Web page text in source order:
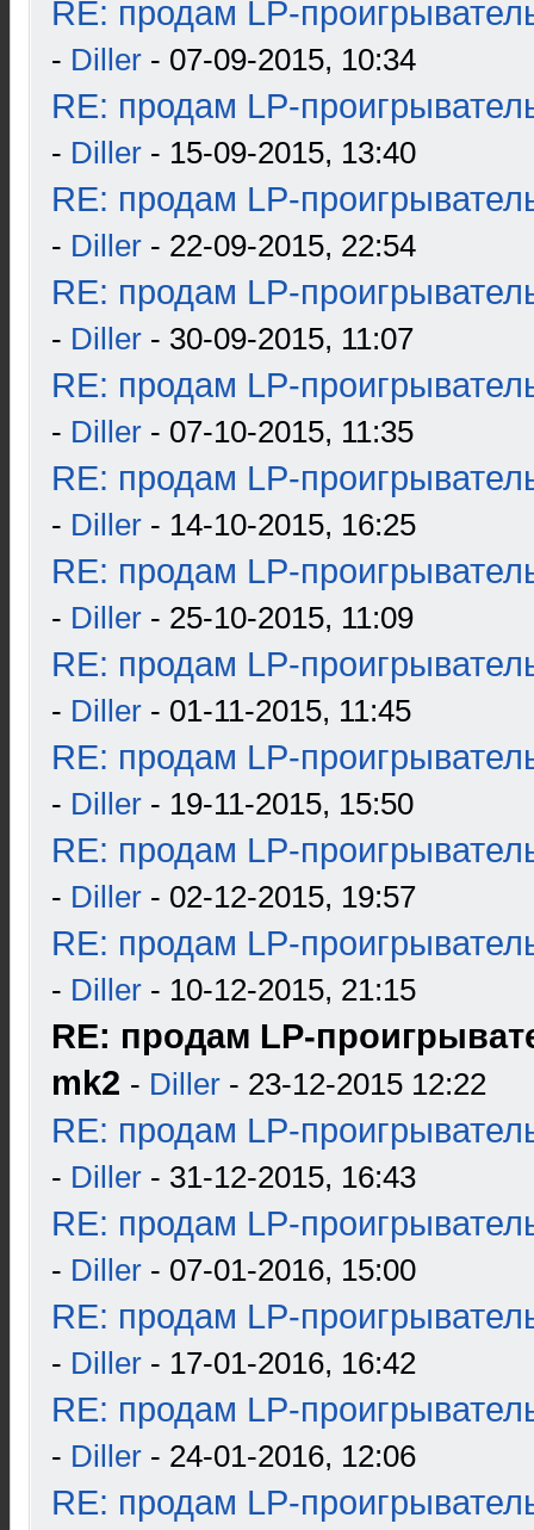
RE: продам LP-
- Diller - 07-09-2015, 10:34
RE: продам LP-
- Diller - 15-09-2015, 13:40
RE: продам LP-
- Diller - 22-09-2015, 22:54
RE: продам LP-
- Diller - 30-09-2015, 11:07
RE: продам LP-
- Diller - 07-10-2015, 11:35
RE: продам LP-
- Diller - 14-10-2015, 16:25
RE: продам LP-
- Diller - 25-10-2015, 11:09
RE: продам LP-
- Diller - 01-11-2015, 11:45
RE: продам LP-
- Diller - 19-11-2015, 15:50
RE: продам LP-
- Diller - 02-12-2015, 19:57
RE: продам LP-
- Diller - 10-12-2015, 21:15
RE: продам LP-
mk2 - Diller - 23-12-2015 12:22
RE: продам LP-
- Diller - 31-12-2015, 16:43
RE: продам LP-
- Diller - 07-01-2016, 15:00
RE: продам LP-
- Diller - 17-01-2016, 16:42
RE: продам LP-
- Diller - 24-01-2016, 12:06
RE: продам LP-